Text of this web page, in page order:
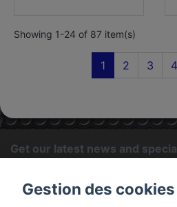
Showing 1-24 of 87 item(s)
1 2 3 4
Get our latest news and
Gestion des cookies